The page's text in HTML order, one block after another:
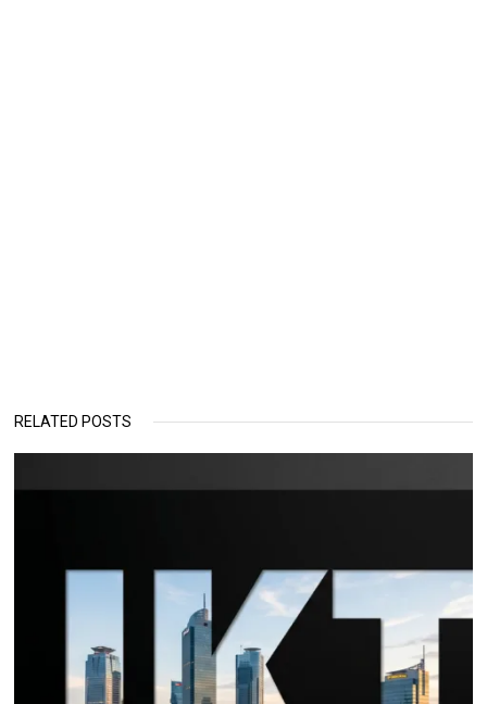
RELATED POSTS